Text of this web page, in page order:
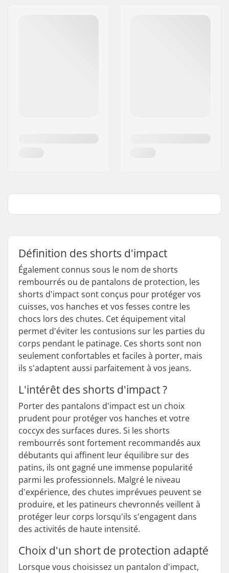
Définition des shorts d'impact
Également connus sous le nom de shorts
rembourrés ou de pantalons de protection, les
shorts d'impact sont conçus pour protéger vos
cuisses, vos hanches et vos fesses contre les
chocs lors des chutes. Cet équipement vital
permet d'éviter les contusions sur les parties du
corps pendant le patinage. Ces shorts sont non
seulement confortables et faciles à porter, mais
ils s'adaptent aussi parfaitement à vos jeans.
L'intérêt des shorts d'impact ?
Porter des pantalons d'impact est un choix
prudent pour protéger vos hanches et votre
coccyx des surfaces dures. Si les shorts
rembourrés sont fortement recommandés aux
débutants qui affinent leur équilibre sur des
patins, ils ont gagné une immense popularité
parmi les professionnels. Malgré le niveau
d'expérience, des chutes imprévues peuvent se
produire, et les patineurs chevronnés veillent à
protéger leur corps lorsqu'ils s'engagent dans
des activités de haute intensité.
Choix d'un short de protection adapté
Lorsque vous choisissez un pantalon d'impact,